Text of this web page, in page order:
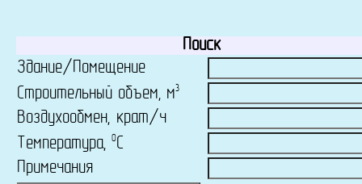
Поиск
Здание/Помещение
Строительный объем, м3
Воздухообмен, крат/ч
Температура, 0C
Примечания